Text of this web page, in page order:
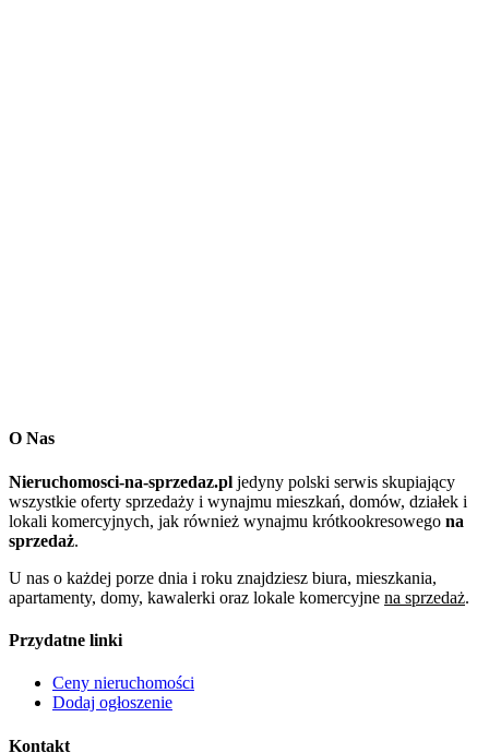
O Nas
Nieruchomosci-na-sprzedaz.pl jedyny polski serwis skupiający
wszystkie oferty sprzedaży i wynajmu mieszkań, domów, działek i
lokali komercyjnych, jak również wynajmu krótkookresowego na
sprzedaż.
U nas o każdej porze dnia i roku znajdziesz biura, mieszkania,
apartamenty, domy, kawalerki oraz lokale komercyjne na sprzedaż.
Przydatne linki
Ceny nieruchomości
Dodaj ogłoszenie
Kontakt